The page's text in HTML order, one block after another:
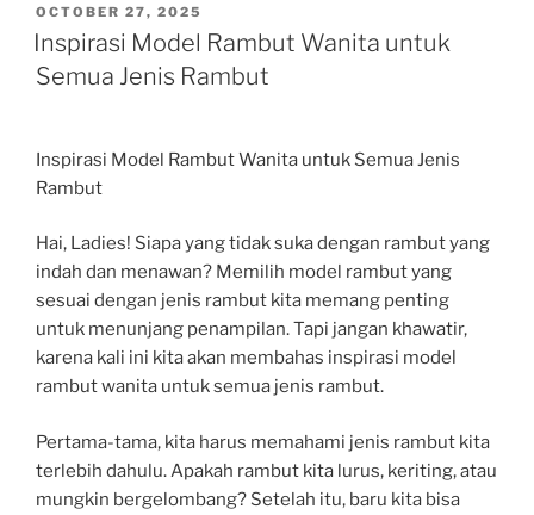
POSTED
ON
OCTOBER 27, 2025
Inspirasi Model Rambut Wanita untuk
Semua Jenis Rambut
Inspirasi Model Rambut Wanita untuk Semua Jenis
Rambut
Hai, Ladies! Siapa yang tidak suka dengan rambut yang
indah dan menawan? Memilih model rambut yang
sesuai dengan jenis rambut kita memang penting
untuk menunjang penampilan. Tapi jangan khawatir,
karena kali ini kita akan membahas inspirasi model
rambut wanita untuk semua jenis rambut.
Pertama-tama, kita harus memahami jenis rambut kita
terlebih dahulu. Apakah rambut kita lurus, keriting, atau
mungkin bergelombang? Setelah itu, baru kita bisa